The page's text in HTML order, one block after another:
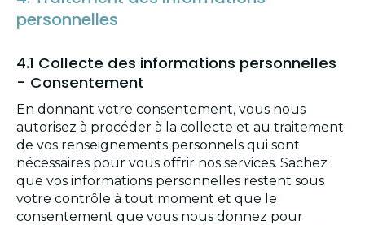
personnelles
4.1 Collecte des informations personnelles
- Consentement
En donnant votre consentement, vous nous
autorisez à procéder à la collecte et au traitement
de vos renseignements personnels qui sont
nécessaires pour vous offrir nos services. Sachez
que vos informations personnelles restent sous
votre contrôle à tout moment et que le
consentement que vous nous donnez pour